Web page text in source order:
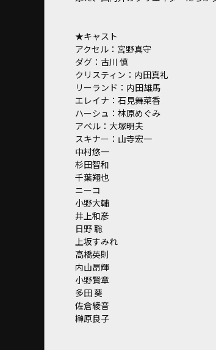
★キャスト
アクセル：宮野真守
ダグ：古川 慎
クリスティン：内田真礼
リーランド：内田雄馬
エレイナ：石見舞菜香
ハーシュ：林原めぐみ
アベル：大塚明夫
スキナー：山寺宏一
中村悠一
杉田智和
千葉翔也
ニーコ
小野大輔
井上和彦
日野 聡
上坂すみれ
高橋英則
内山昂輝
小野賢章
多田 葵
佐倉綾音
榊原良子